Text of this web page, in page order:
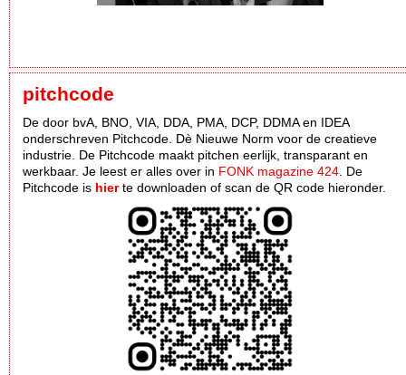
pitchcode
De door bvA, BNO, VIA, DDA, PMA, DCP, DDMA en IDEA
onderschreven Pitchcode. Dè Nieuwe Norm voor de creatieve
industrie. De Pitchcode maakt pitchen eerlijk, transparant en
werkbaar. Je leest er alles over in FONK magazine 424 . De
Pitchcode is hierte downloaden of scan de QR code hieronder.